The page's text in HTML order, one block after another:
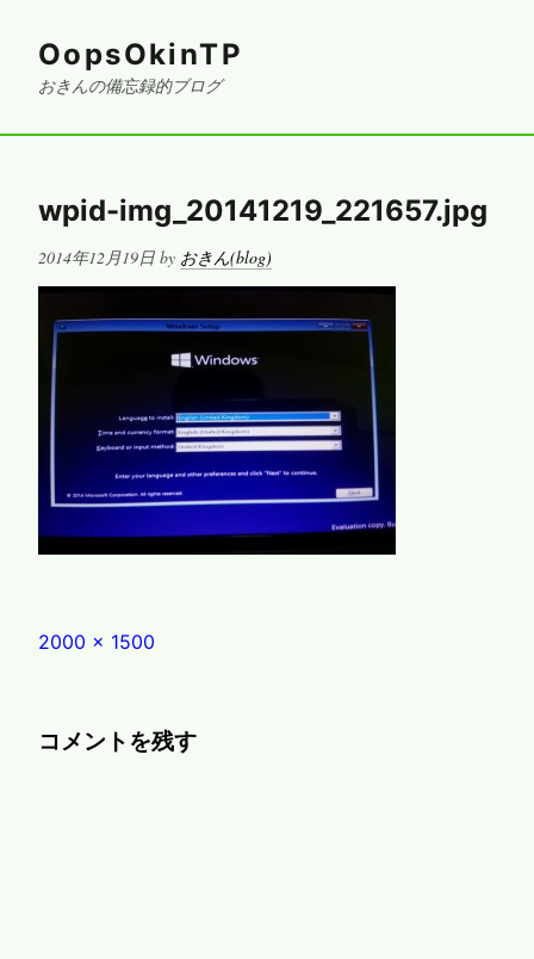
OopsOkinTP
おきんの備忘録的ブログ
wpid-img_20141219_221657.jpg
Posted
2014年12月19日 by おきん(blog)
Full
2000 × 1500
コメントを残す